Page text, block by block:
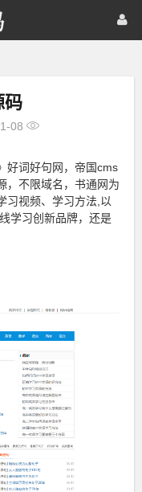
码
08
好词好句网，帝国cms
，不限域名，书通网为
习视频、学习方法,以
学习创新品牌，还是